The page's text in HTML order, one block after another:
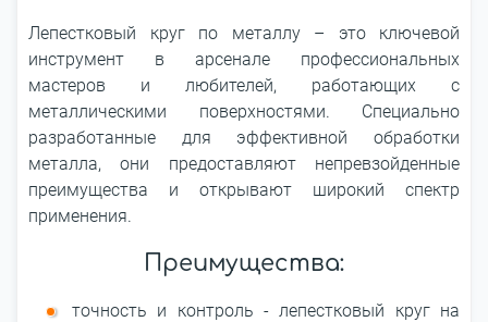
Лепестковый круг по металлу – это ключевой
инструмент в арсенале профессиональных
мастеров и любителей, работающих с
металлическими поверхностями. Специально
разработанные для эффективной обработки
металла, они предоставляют непревзойденные
преимущества и открывают широкий спектр
применения.
Преимущества:
точность и контроль - лепестковый круг на